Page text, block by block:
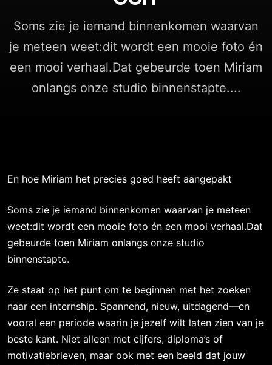
Soms zie je iemand binnenkomen waarvan
je meteen weet:dit wordt een mooie foto én
een mooi verhaal.Dat gebeurde toen Miriam
onlangs onze studio binnenstapte....
En hoe Miriam het precies goed heeft aangepakt
Soms zie je iemand binnenkomen waarvan je meteen
weet:dit wordt een mooie foto én een mooi verhaal.Dat
gebeurde toen Miriam onlangs onze studio
binnenstapte.
Ze staat op het punt om te beginnen met het zoeken
naar een internship. Spannend, nieuw, uitdagend—en
vooral een periode waarin je jezelf wilt laten zien van je
beste kant. Niet alleen met cijfers, diploma’s of
motivatiebrieven, maar ook met een beeld dat jouw